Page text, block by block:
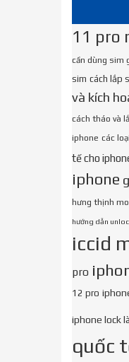
11 pro
cần dùng sim
sim cách lắp
và kích
cách tháo và
iphone các
tế cho
iphone
hưng thịnh
hướng dẫn
iccid
pro
12 pro
iphone lock
quốc